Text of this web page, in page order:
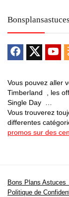
Vous pouvez aller
Timberland , les
Single Day …
Vous trouverez
differentes
promos sur des
Bons Plans
Politique de